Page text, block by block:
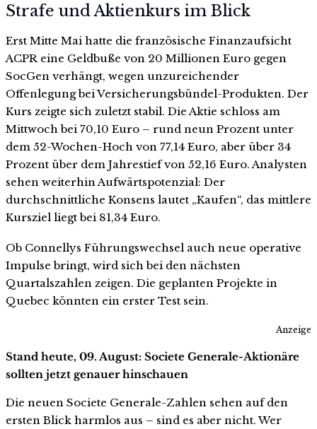
Strafe und Aktienkurs im Blick
Erst Mitte Mai hatte die französische Finanzaufsicht
ACPR eine Geldbuße von 20 Millionen Euro gegen
SocGen verhängt, wegen unzureichender
Offenlegung bei Versicherungsbündel-Produkten. Der
Kurs zeigte sich zuletzt stabil. Die Aktie schloss am
Mittwoch bei 70,10 Euro – rund neun Prozent unter
dem 52-Wochen-Hoch von 77,14 Euro, aber über 34
Prozent über dem Jahrestief von 52,16 Euro. Analysten
sehen weiterhin Aufwärtspotenzial: Der
durchschnittliche Konsens lautet „Kaufen“, das mittlere
Kursziel liegt bei 81,34 Euro.
Ob Connellys Führungswechsel auch neue operative
Impulse bringt, wird sich bei den nächsten
Quartalszahlen zeigen. Die geplanten Projekte in
Quebec könnten ein erster Test sein.
Anzeige
Stand heute, 09. August: Societe Generale-Aktionäre
sollten jetzt genauer hinschauen
Die neuen Societe Generale-Zahlen sehen auf den
ersten Blick harmlos aus – sind es aber nicht. Wer